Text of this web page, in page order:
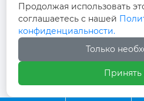
 winston-
+86-13806434669
 +86 13806434669
Продолжая использовать
соглашаетесь с нашей
конфиденциальности.
Только
Принять